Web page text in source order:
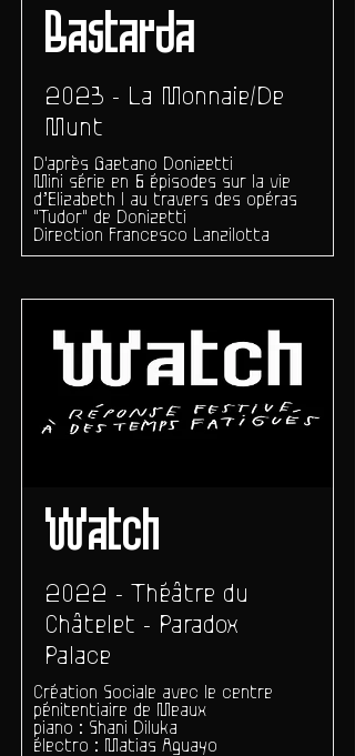
Bastarda
2023 - La Monnaie/De
Munt
D'après Gaetano Donizetti
​Mini série en 6 épisodes sur la vie
d’Elizabeth I au travers des opéras
"Tudor" de Donizetti
Direction Francesco Lanzilotta
Watch
2022 - Théâtre du
Châtelet - Paradox
Palace
Création Sociale avec le centre
pénitentiaire de Meaux
piano : Shani Diluka
électro : Matias Aguayo